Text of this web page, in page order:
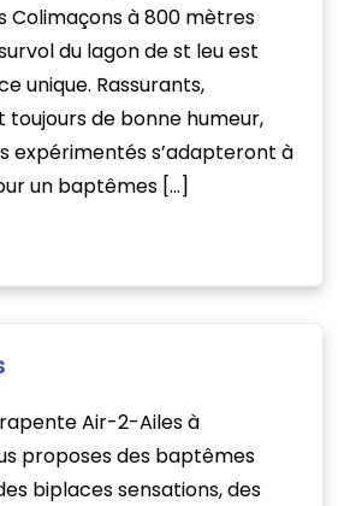
Colimaçons à 800 mètres
du lagon de st leu est
unique. Rassurants,
toujours de bonne humeur,
expérimentés s’adapteront à
un baptêmes […]
Air-2-Ailes à
proposes des baptêmes
biplaces sensations, des